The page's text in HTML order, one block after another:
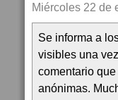
Miércoles 22 de
Se informa a
visibles una
comentario
anónimas.